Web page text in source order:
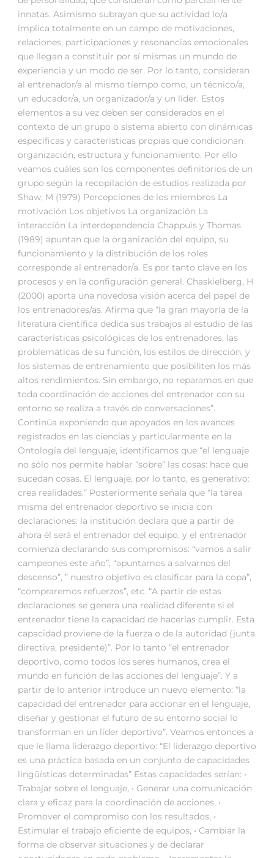
innatas. Asimismo subrayan que su actividad lo/a
implica totalmente en un campo de motivaciones,
relaciones, participaciones y resonancias emocionales
que llegan a constituir por sí mismas un mundo de
experiencia y un modo de ser. Por lo tanto, consideran
al entrenador/a al mismo tiempo como, un técnico/a,
un educador/a, un organizador/a y un líder. Estos
elementos a su vez deben ser considerados en el
contexto de un grupo o sistema abierto con dinámicas
específicas y características propias que condicionan
organización, estructura y funcionamiento. Por ello
veamos cuáles son los componentes definitorios de un
grupo según la recopilación de estudios realizada por
Shaw, M (1979) Percepciones de los miembros La
motivación Los objetivos La organización La
interacción La interdependencia Chappuis y Thomas
(1989) apuntan que la organización del equipo, su
funcionamiento y la distribución de los roles
corresponde al entrenador/a. Es por tanto clave en los
procesos y en la configuración general. Chaskielberg, H
(2000) aporta una novedosa visión acerca del papel de
los entrenadores/as. Afirma que “la gran mayoría de la
literatura científica dedica sus trabajos al estudio de las
características psicológicas de los entrenadores, las
problemáticas de su función, los estilos de dirección, y
los sistemas de entrenamiento que posibiliten los más
altos rendimientos. Sin embargo, no reparamos en que
toda coordinación de acciones del entrenador con su
entorno se realiza a través de conversaciones”.
Continúa exponiendo que apoyados en los avances
registrados en las ciencias y particularmente en la
Ontología del lenguaje, identificamos que “el lenguaje
no sólo nos permite hablar “sobre” las cosas: hace que
sucedan cosas. El lenguaje, por lo tanto, es generativo:
crea realidades.” Posteriormente señala que “la tarea
misma del entrenador deportivo se inicia con
declaraciones: la institución declara que a partir de
ahora él será el entrenador del equipo, y el entrenador
comienza declarando sus compromisos: “vamos a salir
campeones este año”, “apuntamos a salvarnos del
descenso”, ” nuestro objetivo es clasificar para la copa”,
“compraremos refuerzos”, etc. “A partir de estas
declaraciones se genera una realidad diferente si el
entrenador tiene la capacidad de hacerlas cumplir. Esta
capacidad proviene de la fuerza o de la autoridad (junta
directiva, presidente)”. Por lo tanto “el entrenador
deportivo, como todos los seres humanos, crea el
mundo en función de las acciones del lenguaje”. Y a
partir de lo anterior introduce un nuevo elemento: “la
capacidad del entrenador para accionar en el lenguaje,
diseñar y gestionar el futuro de su entorno social lo
transforman en un líder deportivo”. Veamos entonces a
que le llama liderazgo deportivo: “El liderazgo deportivo
es una práctica basada en un conjunto de capacidades
lingüísticas determinadas” Estas capacidades serían: •
Trabajar sobre el lenguaje, • Generar una comunicación
clara y eficaz para la coordinación de acciones, •
Promover el compromiso con los resultados, •
Estimular el trabajo eficiente de equipos, • Cambiar la
forma de observar situaciones y de declarar